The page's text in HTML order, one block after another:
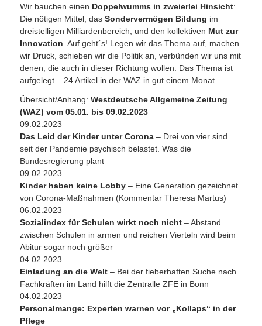
Wir bauchen einen Doppelwumms in zweierlei Hinsicht:
Die nötigen Mittel, das Sondervermögen Bildung im
dreistelligen Milliardenbereich, und den kollektiven Mut zur
Innovation . Auf geht´s! Legen wir das Thema auf, machen
wir Druck, schieben wir die Politik an, verbünden wir uns mit
denen, die auch in dieser Richtung wollen. Das Thema ist
aufgelegt – 24 Artikel in der WAZ in gut einem Monat.
Übersicht/Anhang: Westdeutsche Allgemeine Zeitung
(WAZ) vom 05.01. bis 09.02.2023
09.02.2023
Das Leid der Kinder unter Corona– Drei von vier sind
seit der Pandemie psychisch belastet. Was die
Bundesregierung plant
09.02.2023
Kinder haben keine Lobby– Eine Generation gezeichnet
von Corona-Maßnahmen (Kommentar Theresa Martus)
06.02.2023
Sozialindex für Schulen wirkt noch nicht – Abstand
zwischen Schulen in armen und reichen Vierteln wird beim
Abitur sogar noch größer
04.02.2023
Einladung an die Welt– Bei der fieberhaften Suche nach
Fachkräften im Land hilft die Zentralle ZFE in Bonn
04.02.2023
Personalmange: Experten warnen vor „Kollaps“ in der
Pflege